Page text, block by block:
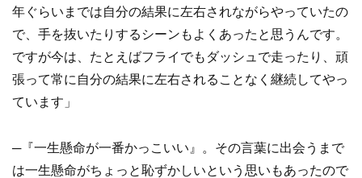
年ぐらいまでは自分の結果に左右されながらやっていたの
で、手を抜いたりするシーンもよくあったと思うんです。
ですが今は、たとえばフライでもダッシュで走ったり、頑
張って常に自分の結果に左右されることなく継続してやっ
ています」
─『一生懸命が一番かっこいい』。その言葉に出会うまで
は一生懸命がちょっと恥ずかしいという思いもあったので